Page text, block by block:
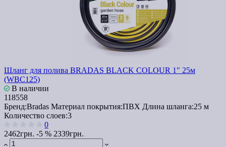
Шланг для полива BRADAS BLACK COLOUR 1" 25м
(WBC125)
В наличии
118558
Бренд:Bradas Материал покрытия:ПВХ Длина шланга:25 м
Количество слоев:3
0
2462грн. -5 % 2339грн.